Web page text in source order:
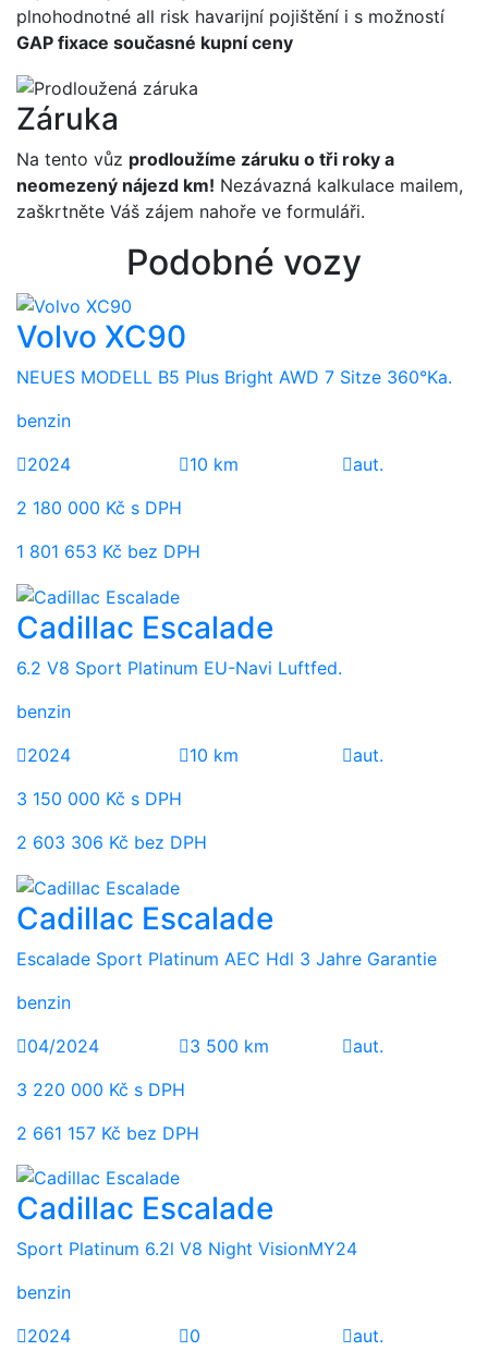
plnohodnotné all risk havarijní pojištění i s možností
GAP fixace současné kupní ceny
Záruka
Na tento vůz prodloužíme záruku o tři roky a
neomezený nájezd km! Nezávazná kalkulace mailem,
zaškrtněte Váš zájem nahoře ve formuláři.
Podobné vozy
Volvo XC90
NEUES MODELL B5 Plus Bright AWD 7 Sitze 360°Ka.
benzin
2024
10 km
aut.
2 180 000 Kč s DPH
1 801 653 Kč bez DPH
Cadillac Escalade
6.2 V8 Sport Platinum EU-Navi Luftfed.
benzin
2024
10 km
aut.
3 150 000 Kč s DPH
2 603 306 Kč bez DPH
Cadillac Escalade
Escalade Sport Platinum AEC Hdl 3 Jahre Garantie
benzin
04/2024
3 500 km
aut.
3 220 000 Kč s DPH
2 661 157 Kč bez DPH
Cadillac Escalade
Sport Platinum 6.2l V8 Night VisionMY24
benzin
2024
0
aut.